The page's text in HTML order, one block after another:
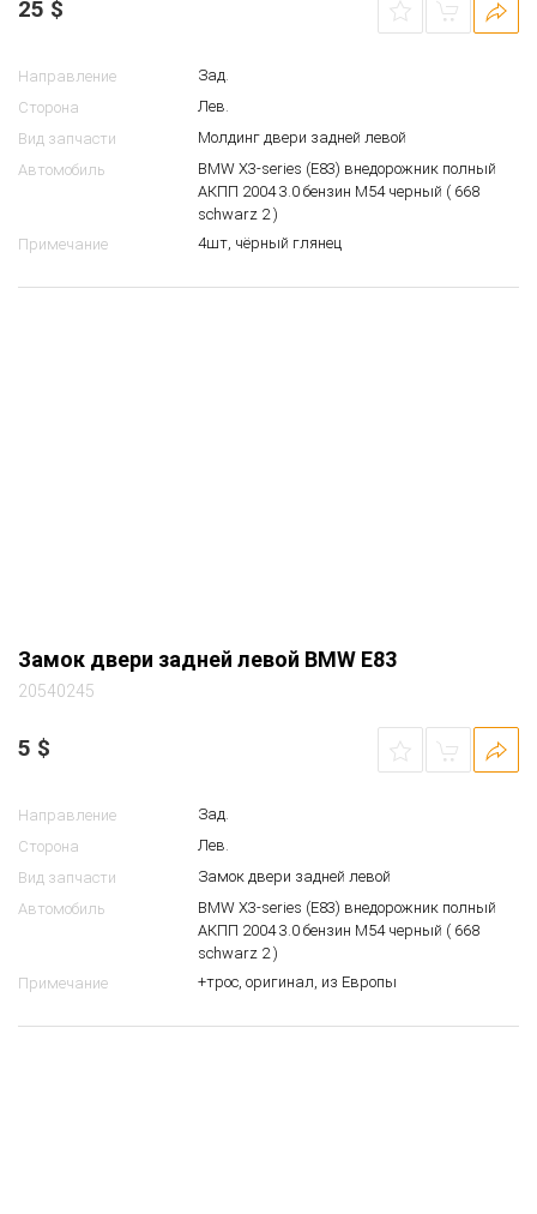
25 $
Направление
Зад.
Сторона
Лев.
Вид запчасти
Молдинг двери задней левой
Автомобиль
BMW X3-series (E83) внедорожник полный
АКПП 2004 3.0 бензин M54 черный ( 668
schwarz 2 )
Примечание
4шт, чёрный глянец
Замок двери задней левой BMW E83
20540245
5 $
Направление
Зад.
Сторона
Лев.
Вид запчасти
Замок двери задней левой
Автомобиль
BMW X3-series (E83) внедорожник полный
АКПП 2004 3.0 бензин M54 черный ( 668
schwarz 2 )
Примечание
+трос, оригинал, из Европы